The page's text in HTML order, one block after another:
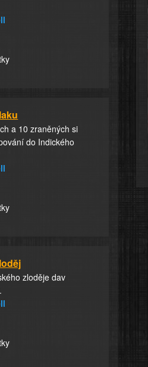
a 10 zraněných si
do Indického
zloděje dav